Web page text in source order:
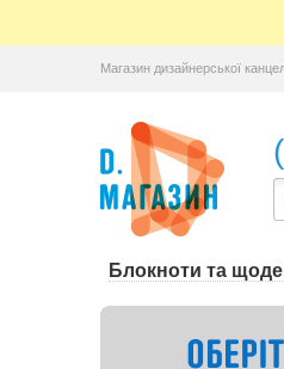
Магазин дизайнерської
Блокноти та